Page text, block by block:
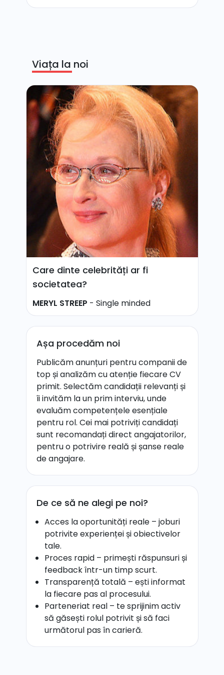
Viața la noi
Care dinte celebrități ar fi
societatea?
MERYL STREEP - Single minded
Așa procedăm noi
Publicăm anunțuri pentru companii de
top și analizăm cu atenție fiecare CV
primit. Selectăm candidații relevanți și
îi invităm la un prim interviu, unde
evaluăm competențele esențiale
pentru rol. Cei mai potriviți candidați
sunt recomandați direct angajatorilor,
pentru o potrivire reală și șanse reale
de angajare.
De ce să ne alegi pe noi?
Acces la oportunități reale – joburi
potrivite experienței și obiectivelor
tale.
Proces rapid – primești răspunsuri și
feedback într-un timp scurt.
Transparență totală – ești informat
la fiecare pas al procesului.
Parteneriat real – te sprijinim activ
să găsești rolul potrivit și să faci
următorul pas în carieră.